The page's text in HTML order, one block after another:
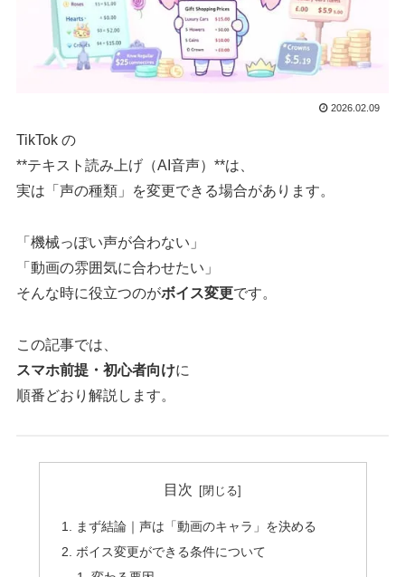
2026.02.09
TikTok の
**テキスト読み上げ（AI音声）**は、
実は「声の種類」を変更できる場合があります。
「機械っぽい声が合わない」
「動画の雰囲気に合わせたい」
そんな時に役立つのがボイス変更です。
この記事では、
スマホ前提・初心者向けに
順番どおり解説します。
目次
まず結論｜声は「動画のキャラ」を決める
ボイス変更ができる条件について